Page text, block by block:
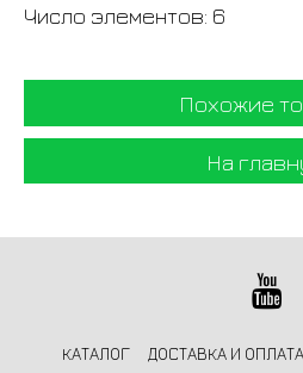
Число элементов: 6
Похожие
На
КАТАЛОГ ДОСТАВКА И ОПЛАТА